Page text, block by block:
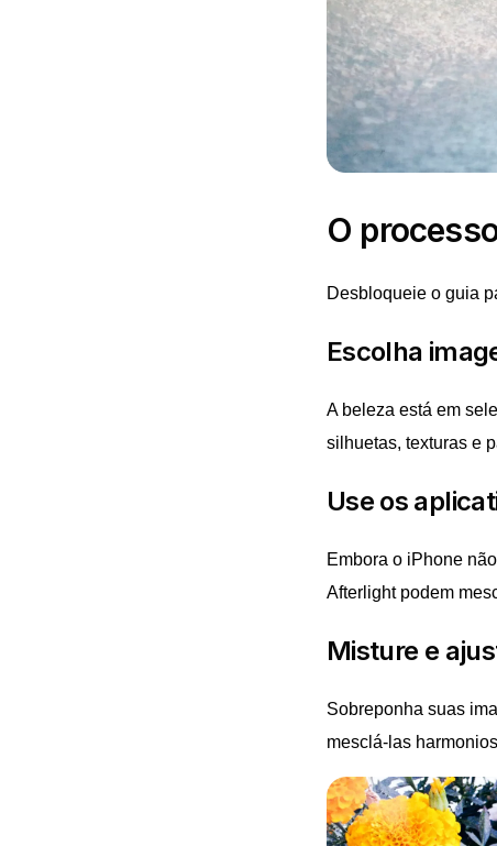
O
Desbloqueie o guia
Escolha
A beleza está em
silhuetas, texturas e
Use os
Embora o iPhone
Afterlight podem
Misture e
Sobreponha suas
mesclá-las